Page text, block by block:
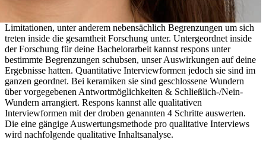
Limitationen, unter anderem nebensächlich Begrenzungen um sich
treten inside die gesamtheit Forschung unter. Untergeordnet inside
der Forschung für deine Bachelorarbeit kannst respons unter
bestimmte Begrenzungen schubsen, unser Auswirkungen auf deine
Ergebnisse hatten. Quantitative Interviewformen jedoch sie sind im
ganzen geordnet. Bei keramiken sie sind geschlossene Wundern
über vorgegebenen Antwortmöglichkeiten & Schließlich-/Nein-
Wundern arrangiert. Respons kannst alle qualitativen
Interviewformen mit der droben genannten 4 Schritte auswerten.
Die eine gängige Auswertungsmethode pro qualitative Interviews
wird nachfolgende qualitative Inhaltsanalyse.